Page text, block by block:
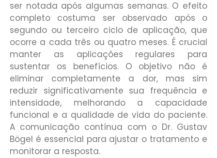
ser notada após algumas semanas. O efeito
completo costuma ser observado após o
segundo ou terceiro ciclo de aplicação, que
ocorre a cada três ou quatro meses. É crucial
manter as aplicações regulares para
sustentar os benefícios. O objetivo não é
eliminar completamente a dor, mas sim
reduzir significativamente sua frequência e
intensidade, melhorando a capacidade
funcional e a qualidade de vida do paciente.
A comunicação contínua com o Dr. Gustav
Bögel é essencial para ajustar o tratamento e
monitorar a resposta.